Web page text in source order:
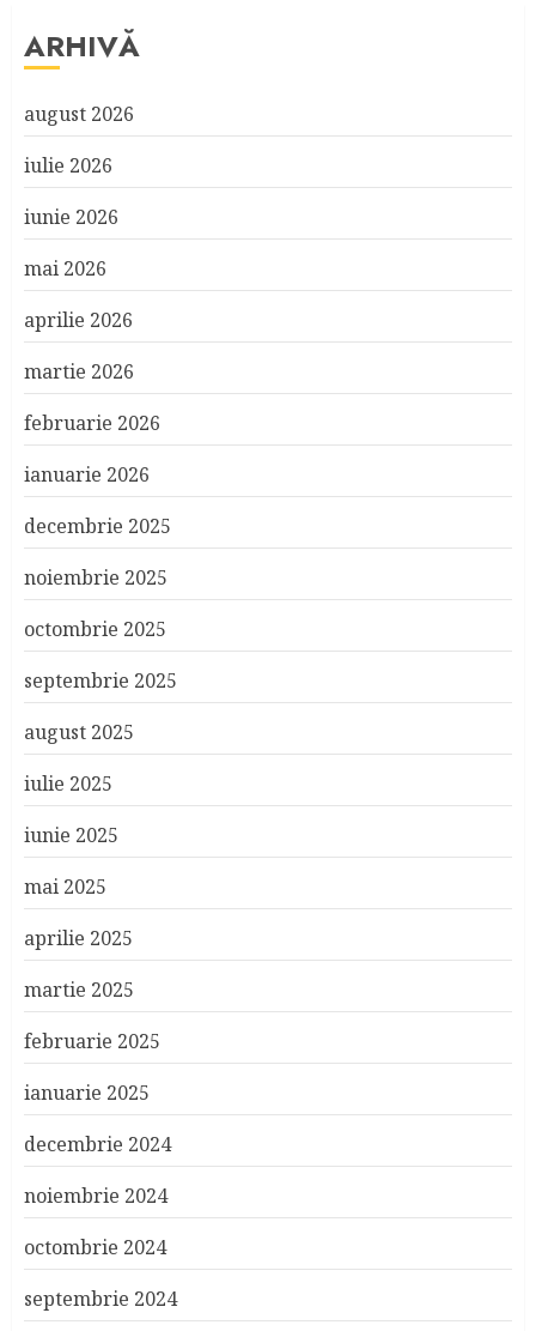
ARHIVĂ
august 2026
iulie 2026
iunie 2026
mai 2026
aprilie 2026
martie 2026
februarie 2026
ianuarie 2026
decembrie 2025
noiembrie 2025
octombrie 2025
septembrie 2025
august 2025
iulie 2025
iunie 2025
mai 2025
aprilie 2025
martie 2025
februarie 2025
ianuarie 2025
decembrie 2024
noiembrie 2024
octombrie 2024
septembrie 2024